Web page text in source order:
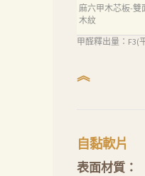
麻六甲木芯板-雙
木紋
甲醛釋出量：F3(
︽
自黏軟片
表面材質：